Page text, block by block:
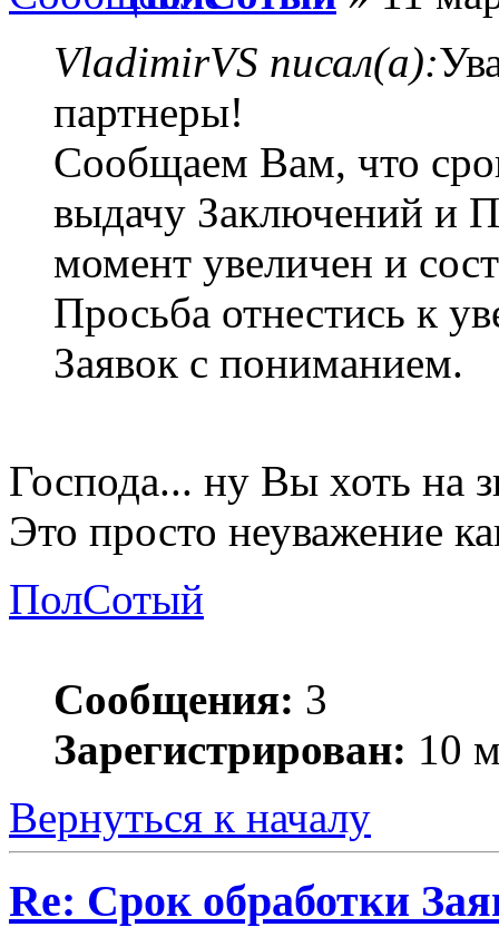
VladimirVS писал(а):
партнеры!
Сообщаем Вам, что
выдачу Заключений и
момент увеличен и
Просьба отнестись к
Заявок с пониманием.
Господа... ну Вы хоть на
Это просто неуважение
ПолСотый
Сообщения: 3
Зарегистрирован: 10
Вернуться к началу
Re: Срок обработки